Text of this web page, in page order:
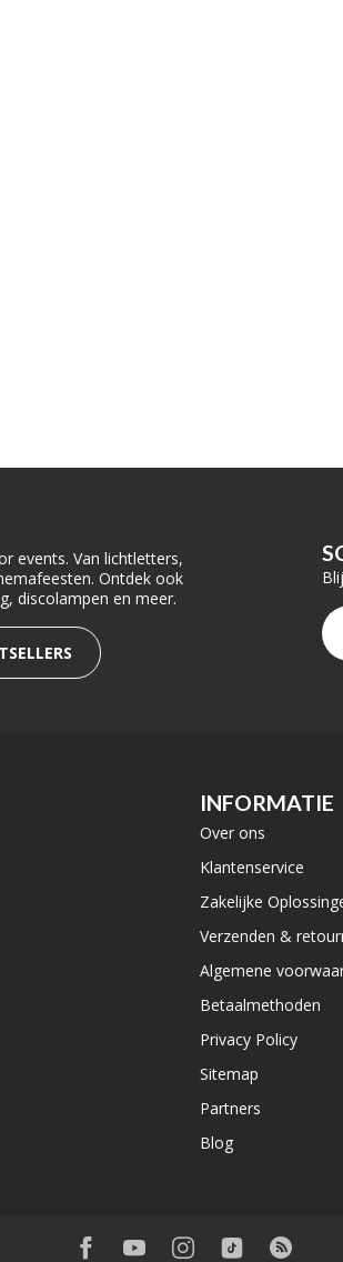
events. Van lichtletters,
Ontdek ook
discolampen en meer.
INFORMATIE
Over ons
Klantenservice
Zakelijke
Verzenden &
Algemene
Betaalmethoden
Privacy Policy
Sitemap
Partners
Blog